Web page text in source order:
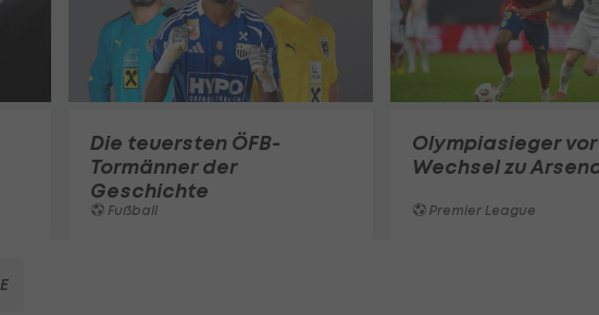
Die teuersten ÖFB-
Tormänner der
Geschichte
Fußball
Olympiasieger vor
Wechsel zu
Premier League